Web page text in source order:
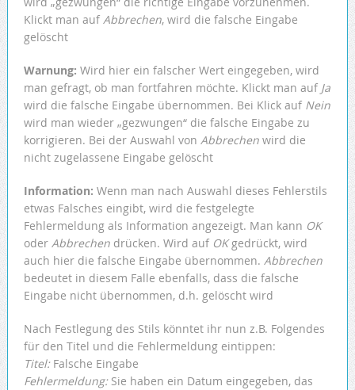
Klickt man auf Abbrechen, wird die falsche Eingabe
gelöscht
Warnung: Wird hier ein falscher Wert eingegeben, wird
man gefragt, ob man fortfahren möchte. Klickt man auf Ja
wird die falsche Eingabe übernommen. Bei Klick auf Nein
wird man wieder „gezwungen“ die falsche Eingabe zu
korrigieren. Bei der Auswahl von Abbrechen wird die
nicht zugelassene Eingabe gelöscht
Information: Wenn man nach Auswahl dieses Fehlerstils
etwas Falsches eingibt, wird die festgelegte
Fehlermeldung als Information angezeigt. Man kann OK
oder Abbrechen drücken. Wird auf OKgedrückt, wird
auch hier die falsche Eingabe übernommen. Abbrechen
bedeutet in diesem Falle ebenfalls, dass die falsche
Eingabe nicht übernommen, d.h. gelöscht wird
Nach Festlegung des Stils könntet ihr nun z.B. Folgendes
für den Titel und die Fehlermeldung eintippen:
Titel: Falsche Eingabe
Fehlermeldung: Sie haben ein Datum eingegeben, das